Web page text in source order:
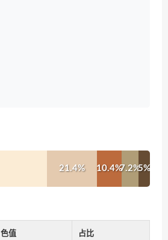
21.4% 10.4%7.2%5%
色值 占比